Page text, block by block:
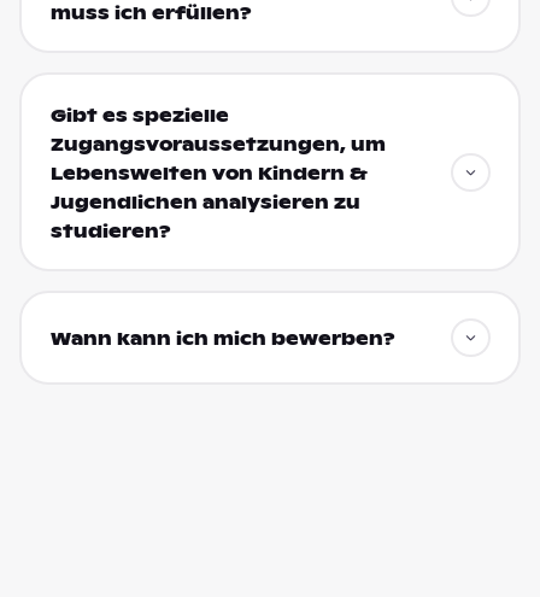
muss ich erfüllen?
Gibt es spezielle
Zugangsvoraussetzungen, um
Lebenswelten von Kindern &
Jugendlichen analysieren zu
studieren?
Wann kann ich mich bewerben?